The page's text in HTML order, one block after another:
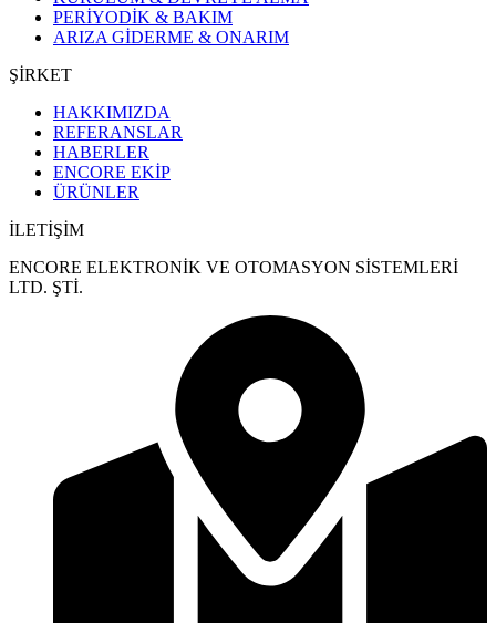
PERİYODİK & BAKIM
ARIZA GİDERME & ONARIM
ŞİRKET
HAKKIMIZDA
REFERANSLAR
HABERLER
ENCORE EKİP
ÜRÜNLER
İLETİŞİM
ENCORE ELEKTRONİK VE OTOMASYON SİSTEMLERİ
LTD. ŞTİ.